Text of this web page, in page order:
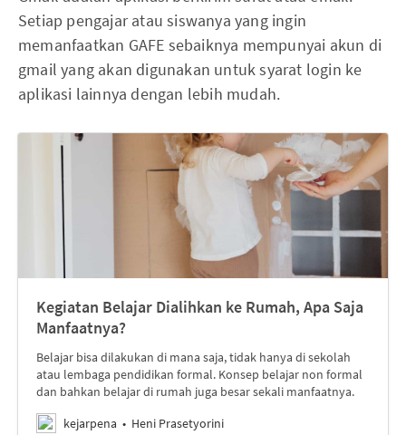
Setiap pengajar atau siswanya yang ingin
memanfaatkan GAFE sebaiknya mempunyai akun di
gmail yang akan digunakan untuk syarat login ke
aplikasi lainnya dengan lebih mudah.
Kegiatan Belajar Dialihkan ke Rumah, Apa Saja
Manfaatnya?
Belajar bisa dilakukan di mana saja, tidak hanya di sekolah
atau lembaga pendidikan formal. Konsep belajar non formal
dan bahkan belajar di rumah juga besar sekali manfaatnya.
kejarpena
Heni Prasetyorini